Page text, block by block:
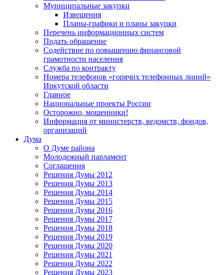
Муниципальные закупки
Извещения
Планы-графики и планы закупки
Перечень информационных систем
Подать обращение
Содействие по повышению финансовой
грамотности населения
Служба по контракту
Номера телефонов «горячих телефонных линий»
Иркутской области
Главное
Национальные проекты России
Осторожно, мошенники!
Информация от министерств, ведомств, фондов,
организаций
Дума
О Думе района
Молодежный парламент
Соглашения
Решения Думы 2012
Решения Думы 2013
Решения Думы 2014
Решения Думы 2015
Решения Думы 2016
Решения Думы 2017
Решения Думы 2018
Решения Думы 2019
Решения Думы 2020
Решения Думы 2021
Решения Думы 2022
Решения Думы 2023